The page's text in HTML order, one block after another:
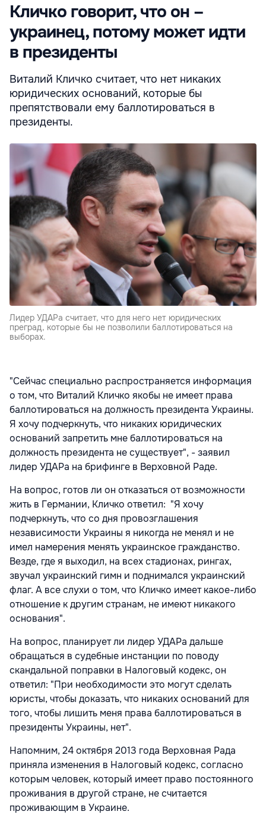
Кличко говорит, что он –
украинец, потому может идти
в президенты
Виталий Кличко считает, что нет никаких
юридических оснований, которые бы
препятствовали ему баллотироваться в
президенты.
Лидер УДАРа считает, что для него нет юридических
преград, которые бы не позволили баллотироваться на
выборах.
"Сейчас специально распространяется информация
о том, что Виталий Кличко якобы не имеет права
баллотироваться на должность президента Украины.
Я хочу подчеркнуть, что никаких юридических
оснований запретить мне баллотироваться на
должность президента не существует", - заявил
лидер УДАРа на брифинге в Верховной Раде.
На вопрос, готов ли он отказаться от возможности
жить в Германии, Кличко ответил: "Я хочу
подчеркнуть, что со дня провозглашения
независимости Украины я никогда не менял и не
имел намерения менять украинское гражданство.
Везде, где я выходил, на всех стадионах, рингах,
звучал украинский гимн и поднимался украинский
флаг. А все слухи о том, что Кличко имеет какое-либо
отношение к другим странам, не имеют никакого
основания".
На вопрос, планирует ли лидер УДАРа дальше
обращаться в судебные инстанции по поводу
скандальной поправки в Налоговый кодекс, он
ответил: "При необходимости это могут сделать
юристы, чтобы доказать, что никаких оснований для
того, чтобы лишить меня права баллотироваться в
президенты Украины, нет".
Напомним, 24 октября 2013 года Верховная Рада
приняла изменения в Налоговый кодекс, согласно
которым человек, который имеет право постоянного
проживания в другой стране, не считается
проживающим в Украине.